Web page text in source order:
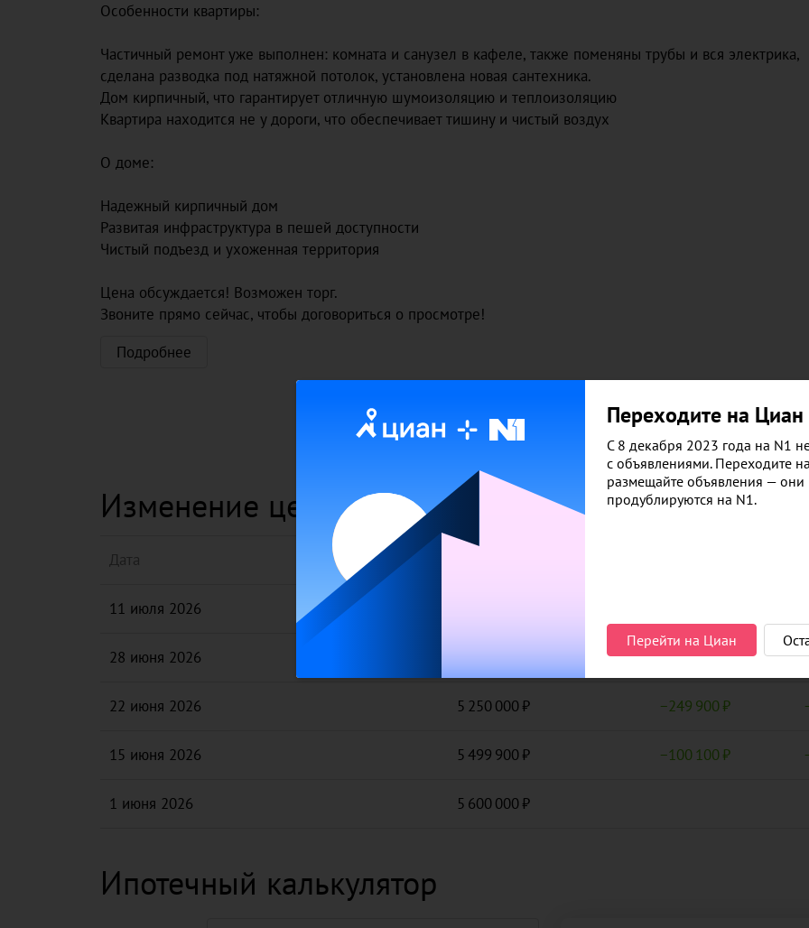
Особенности квартиры:
Частичный ремонт уже выполнен: комната и санузел в кафеле, также поменяны трубы и вся электрика,
сделана разводка под натяжной потолок, установлена новая сантехника.
Дом кирпичный, что гарантирует отличную шумоизоляцию и теплоизоляцию
Квартира находится не у дороги, что обеспечивает тишину и чистый воздух
О доме:
Надежный кирпичный дом
Развитая инфраструктура в пешей доступности
Чистый подъезд и ухоженная территория
Цена обсуждается! Возможен торг.
Звоните прямо сейчас, чтобы договориться о просмотре!
Подробнее
Изменение цены на это объявление
Дата
11 июля 2026
28 июня 2026 −250 010
22 июня 2026 5 250 000 −249 900
15 июня 2026 5 499 900 −100 100
1 июня 2026 5 600 000
Ипотечный калькулятор
Переходите на Циан
С 8 декабря 2023 года на N1
с объявлениями. Переходите
размещайте объявления — они
продублируются на N1.
Перейти на Циан